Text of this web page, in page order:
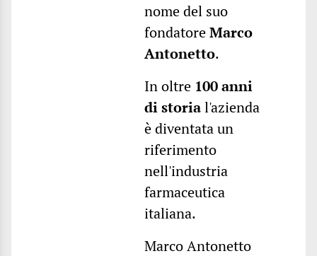
nome del suo
fondatoreMarco
Antonetto.
In oltre 100 anni
di storial'azienda
è diventata un
riferimento
nell'industria
farmaceutica
italiana.
Marco Antonetto